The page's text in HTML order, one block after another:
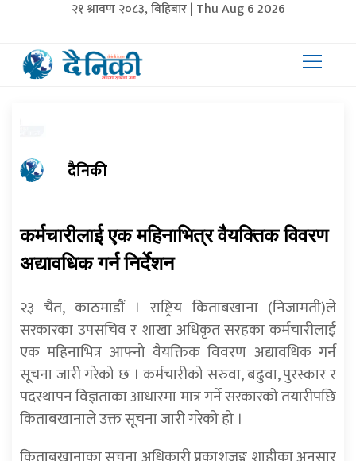
२१ श्रावण २०८३, बिहिबार | Thu Aug 6 2026
दैनिकी
कर्मचारीलाई एक महिनाभित्र वैयक्तिक विवरण
अद्यावधिक गर्न निर्देशन
२३ चैत, काठमाडाैं । राष्ट्रिय किताबखाना (निजामती)ले
सरकारका उपसचिव र शाखा अधिकृत सरहका कर्मचारीलाई
एक महिनाभित्र आफ्नो वैयक्तिक विवरण अद्यावधिक गर्न
सूचना जारी गरेको छ । कर्मचारीको सरुवा, बढुवा, पुरस्कार र
पदस्थापन विज्ञताका आधारमा मात्र गर्ने सरकारको तयारीपछि
किताबखानाले उक्त सूचना जारी गरेको हो ।